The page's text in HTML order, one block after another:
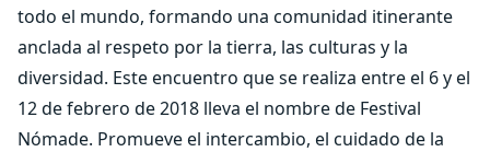
todo el mundo, formando una comunidad itinerante
anclada al respeto por la tierra, las culturas y la
diversidad. Este encuentro que se realiza entre el 6 y el
12 de febrero de 2018 lleva el nombre de Festival
Nómade. Promueve el intercambio, el cuidado de la